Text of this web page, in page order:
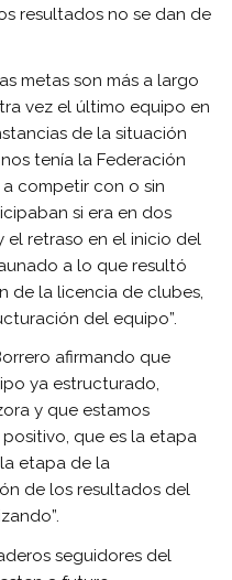
resultados no se dan de
metas son más a largo
vez el último equipo en
de la situación
tenía la Federación
competir con o sin
si era en dos
retraso en el inicio del
a lo que resultó
de la licencia de clubes,
del equipo”.
afirmando que
ya estructurado,
y que estamos
que es la etapa
etapa de la
de los resultados del
seguidores del